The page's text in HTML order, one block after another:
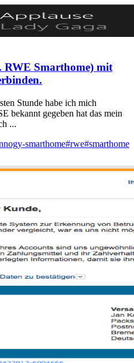
RWE Smarthome) mit
Stunde habe ich mich
bekannt gegeben hat das mein
...
smarthome#rwe#smarthome